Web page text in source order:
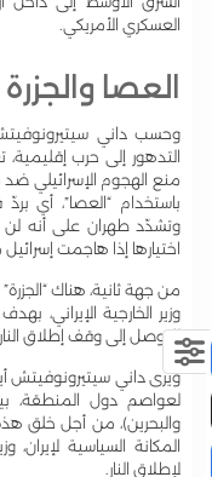
العسكري الأمريكي.
العصا والجزرة
وحسب داني
التدهور إلى حرب
منع الهجوم الإسرائيلي ضد
باستخدام “العصا”، أي
وتشدّد طهران على أنه
اختيارها إذا هاجمت
من جهة ثانية، هناك
وزير الخارجية الإيراني،
للتوصل إلى وقف إطلاق
ويرى داني سيتيرونوفيتش
لعواصم دول المنطقة،
والبحرين)، من أجل خلق
المكانة السياسية
لإطلاق النار.